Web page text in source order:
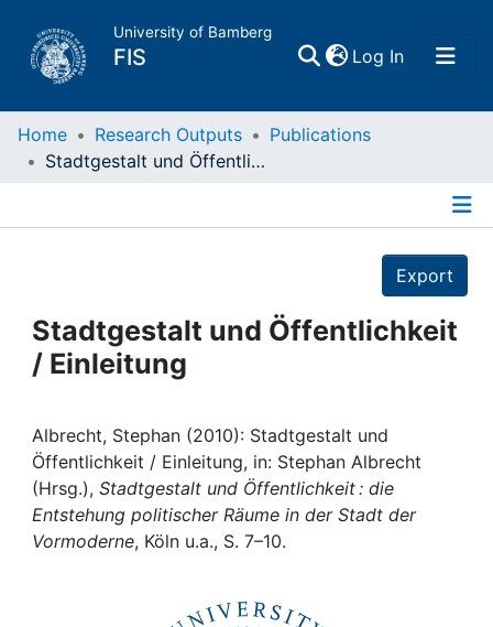
University of Bamberg
FIS Log In(current)
Home
Projects
People
Institutions
Awards
My FIS
Home Research Outputs
Publications
Stadtgestalt und Öffentlichkeit / Einleitung
Export
Stadtgestalt und Öffentlichkeit
/ Einleitung
Albrecht, Stephan (2010): Stadtgestalt und
Öffentlichkeit / Einleitung, in: Stephan Albrecht
(Hrsg.), Stadtgestalt und Öffentlichkeit : die
Entstehung politischer Räume in der Stadt der
Vormoderne, Köln u.a., S. 7–10.